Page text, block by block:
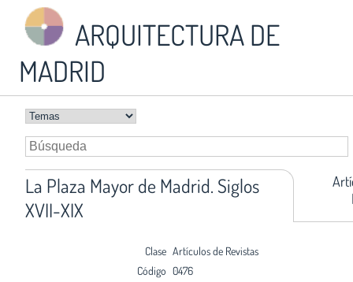
ARQUITECTURA DE
MADRID
La Plaza Mayor de Madrid. Siglos
XVII-XIX
Clase Artículos de Revistas
Código 0476